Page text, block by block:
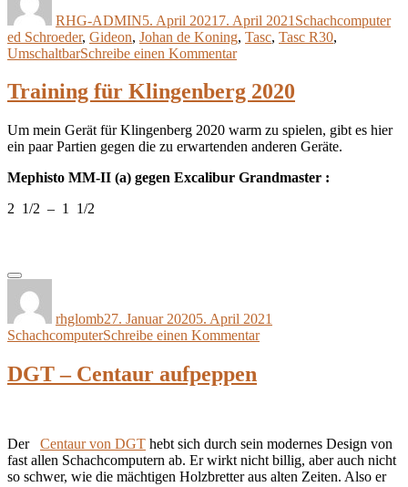
RHG-ADMIN5. April 2021 7. April 2021 Schachcomputer
ed Schroeder, Gideon, Johan de Koning, Tasc, Tasc R30,
UmschaltbarSchreibe einen Kommentarzu
R30
–
Programmversionen
Training für Klingenberg 2020
Um mein Gerät für Klingenberg 2020 warm zu spielen, gibt es hier
ein paar Partien gegen die zu erwartenden anderen Geräte.
Mephisto MM-II (a) gegen Excalibur Grandmaster :
2 1/2 – 1 1/2
rhglomb27. Januar 20205. April 2021
SchachcomputerSchreibe einen Kommentarzu
DGT – Centaur aufpeppen
Der Centaur von DGT hebt sich durch sein modernes Design von
fast allen Schachcomputern ab. Er wirkt nicht billig, aber auch nicht
so schwer, wie die mächtigen Holzbretter aus alten Zeiten. Also er